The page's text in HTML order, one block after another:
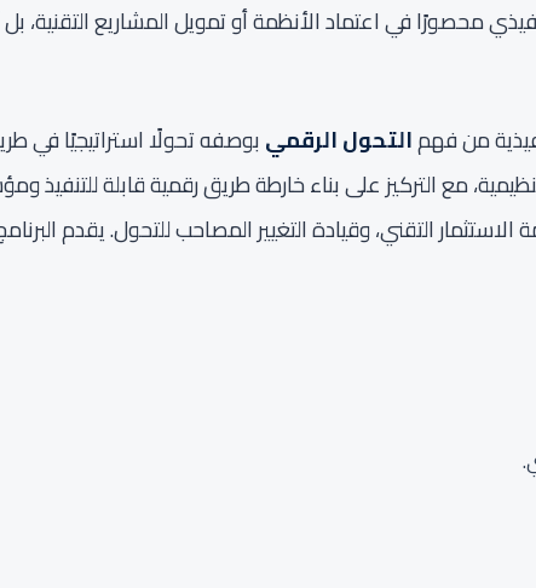
محصورًا في اعتماد الأنظمة أو تمويل المشاريع التقنية، بل
التحول الرقمي بوصفه تحولًا استراتيجيًا في
مع التركيز على بناء خارطة طريق رقمية قابلة
التقني، وقيادة التغيير المصاحب للتحول. يقدم